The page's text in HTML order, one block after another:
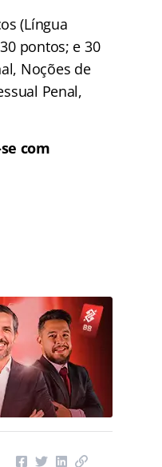
(Língua
pontos; e 30
Noções de
Penal,
com